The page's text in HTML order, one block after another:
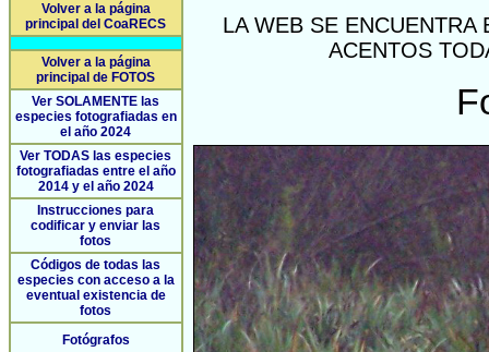
Volver a la página
principal del CoaRECS
Volver a la página
principal de FOTOS
Ver SOLAMENTE las
especies fotografiadas en
el año 2024
Ver TODAS las especies
fotografiadas entre el año
2014 y el año 2024
Instrucciones para
codificar y enviar las
fotos
Códigos de todas las
especies con acceso a la
eventual existencia de
fotos
Fotógrafos
LA WEB SE
ACENTOS